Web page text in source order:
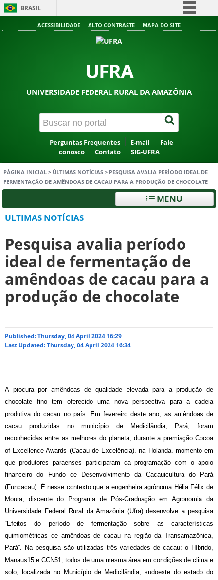
BRASIL
Simplifique!
Acesso à informação
ACESSIBILIDADE ALTO CONTRASTE MAPA DO SITE
UFRA
UNIVERSIDADE FEDERAL RURAL DA AMAZÔNIA
Perguntas Frequentes E-mail
Fale
conosco
Contato SIG-UFRA
PÁGINA INICIAL > ÚLTIMAS NOTÍCIAS > PESQUISA AVALIA PERÍODO IDEAL DE
FERMENTAÇÃO DE AMÊNDOAS DE CACAU PARA A PRODUÇÃO DE CHOCOLATE
MENU
ULTIMAS NOTÍCIAS
Pesquisa avalia período
ideal de fermentação de
amêndoas de cacau para a
produção de chocolate
Published: Thursday, 04 April 2024 16:29
Last Updated: Thursday, 04 April 2024 16:34
A procura por amêndoas de qualidade elevada para a produção de
chocolate fino tem oferecido uma nova perspectiva para a cadeia
produtiva do cacau no país. Em fevereiro deste ano, as amêndoas de
cacau produzidas no município de Medicilândia, Pará, foram
reconhecidas entre as melhores do planeta, durante a premiação Cocoa
of Excellence Awards (Cacau de Excelência), na Holanda, momento em
que produtores paraenses participaram da programação com o apoio
financeiro do Fundo de Desenvolvimento da Cacauicultura do Pará
(Funcacau). É nesse contexto que a engenheira agrônoma Hélia Félix de
Moura, discente do Programa de Pós-Graduação em Agronomia da
Universidade Federal Rural da Amazônia (Ufra) desenvolve a pesquisa
“Efeitos do período de fermentação sobre as características
quimiométricas de amêndoas de cacau na região da Transamazônica,
Pará”. Na pesquisa são utilizadas três variedades de cacau: o Híbrido,
Manaus15 e CCN51, todos de uma mesma área em condições de clima e
solo, localizada no Município de Medicilândia, sudoeste do estado do